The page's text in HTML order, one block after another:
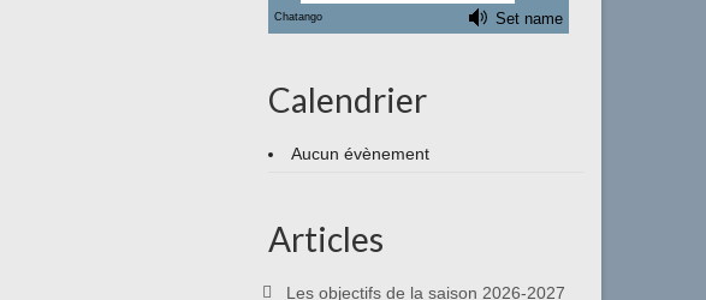
Calendrier
Aucun évènement
Articles
Les objectifs de la saison 2026-2027